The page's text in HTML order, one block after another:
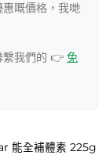
嘅價格，我哋
繫我們的 👉 免
能全補體素 225g